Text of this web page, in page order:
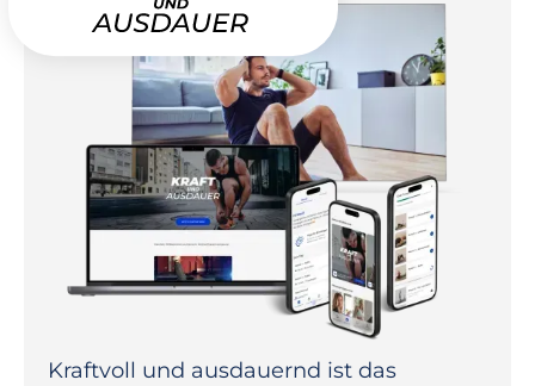
Kraftvoll und ausdauernd ist das